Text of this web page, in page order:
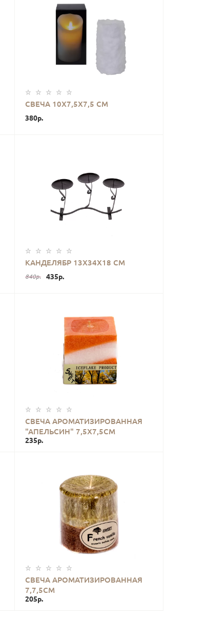
СВЕЧА 10Х7,5Х7,5 СМ
380р.
КАНДЕЛЯБР 13Х34Х18 СМ
840р. 435р.
СВЕЧА АРОМАТИЗИРОВАННАЯ
"АПЕЛЬСИН" 7,5Х7,5СМ
235р.
СВЕЧА АРОМАТИЗИРОВАННАЯ
7,7,5СМ
205р.